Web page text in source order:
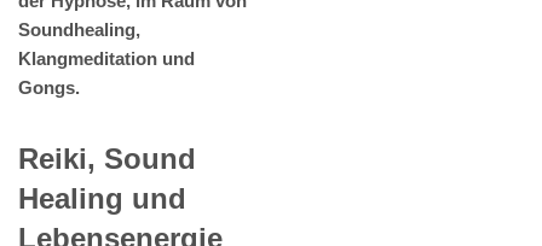
Soundhealing,
Klangmeditation und
Gongs.
Reiki, Sound
Healing und
Lebensenergie